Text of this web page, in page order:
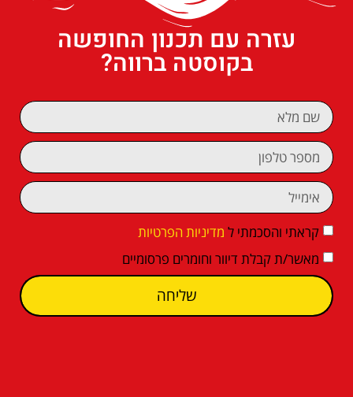
עזרה עם תכנון החופשה
בקוסטה ברווה?
קראתי והסכמתי ל מדיניות הפרטיות
מאשר/ת קבלת דיוור וחומרים פרסומיים
שליחה